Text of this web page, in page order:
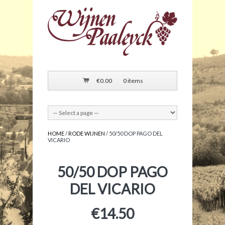
€0.00 0 items
HOME/ RODE WIJNEN / 50/50 DOP PAGO DEL
VICARIO
50/50 DOP PAGO
DEL VICARIO
€14.50